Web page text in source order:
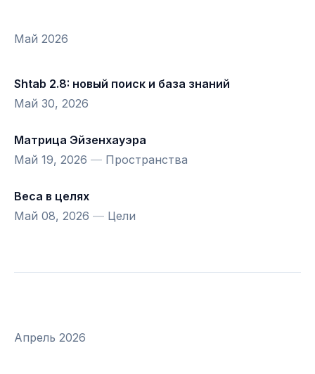
Май 2026
Shtab 2.8: новый поиск и база знаний
Май 30, 2026
Матрица Эйзенхауэра
Май 19, 2026 — Пространства
Веса в целях
Май 08, 2026 — Цели
Апрель 2026